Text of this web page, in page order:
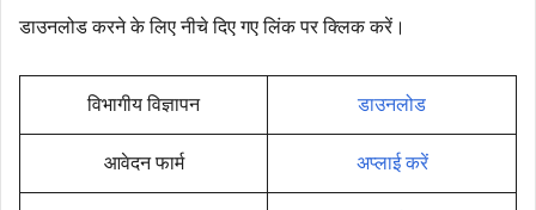
डाउनलोड करने के लिए नीचे दिए गए लिंक पर क्लिक करें।
विभागीय विज्ञापन डाउनलोड
आवेदन फार्म अप्लाई करें